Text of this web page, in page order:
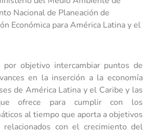
Nacional de Planeación de
Económica para América Latina y el
objetivo intercambiar puntos de
en la inserción a la economía
de América Latina y el Caribe y las
ofrece para cumplir con los
al tiempo que aporta a objetivos
relacionados con el crecimiento del